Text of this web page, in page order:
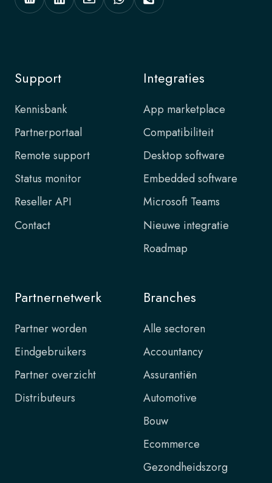
Support
Kennisbank
Partnerportaal
Remote support
Status monitor
Reseller API
Contact
Integraties
App marketplace
Compatibiliteit
Desktop software
Embedded software
Microsoft Teams
Nieuwe integratie
Roadmap
Partnernetwerk
Partner worden
Eindgebruikers
Partner overzicht
Distributeurs
Branches
Alle sectoren
Accountancy
Assurantiën
Automotive
Bouw
Ecommerce
Gezondheidszorg